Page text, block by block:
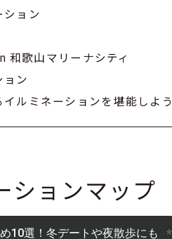
ション
和歌山マリーナシティ
ョン
ルミネーションを堪能しよう
ションマップ